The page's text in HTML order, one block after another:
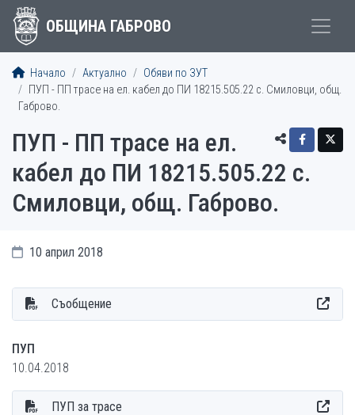
ОБЩИНА ГАБРОВО
Начало Актуално
Обяви по ЗУТ
ПУП - ПП трасе на ел. кабел до ПИ 18215.505.22 с. Смиловци, общ.
Габрово.
ПУП - ПП трасе на ел.
кабел до ПИ 18215.505.22 с.
Смиловци, общ. Габрово.
10 април 2018
Съобщение
ПУП
10.04.2018
ПУП за трасе